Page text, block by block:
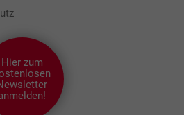
Hier zum